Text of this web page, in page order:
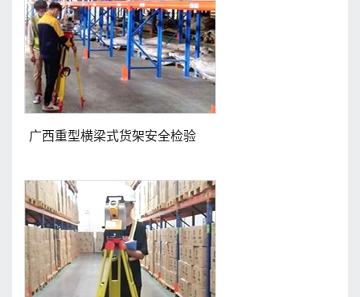
广西重型横梁式货架安全检验